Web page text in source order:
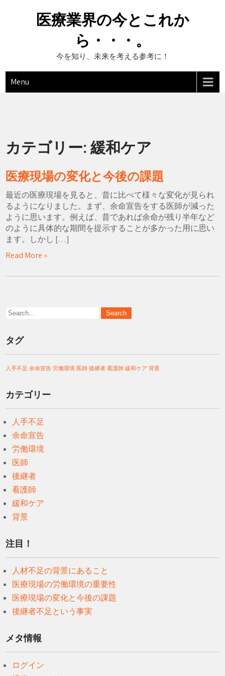
医療業界の今とこれか
ら・・・。
今を知り、未来を考える参考に！
Menu
カテゴリー:緩和ケア
医療現場の変化と今後の課題
最近の医療現場を見ると、昔に比べて様々な変化が見られ
るようになりました。まず、余命宣告をする医師が減った
ように思います。例えば、昔であれば余命が残り半年など
のように具体的な期間を提示することが多かった用に思い
ます。しかし […]
Read More »
タグ
人手不足 余命宣告 労働環境 医師 後継者 看護師 緩和ケア 背景
カテゴリー
人手不足
余命宣告
労働環境
医師
後継者
看護師
緩和ケア
背景
注目！
人材不足の背景にあること
医療現場の労働環境の重要性
医療現場の変化と今後の課題
後継者不足という事実
メタ情報
ログイン